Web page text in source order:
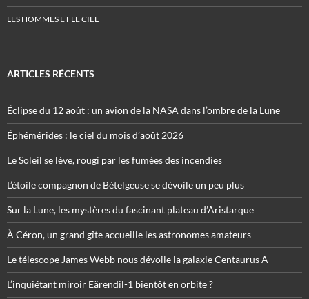
LES HOMMES ET LE CIEL
ARTICLES RÉCENTS
Éclipse du 12 août : un avion de la NASA dans l’ombre de la Lune
Éphémérides : le ciel du mois d’août 2026
Le Soleil se lève, rougi par les fumées des incendies
L’étoile compagnon de Bételgeuse se dévoile un peu plus
Sur la Lune, les mystères du fascinant plateau d’Aristarque
À Céron, un grand gîte accueille les astronomes amateurs
Le télescope James Webb nous dévoile la galaxie Centaurus A
L’inquiétant miroir Eärendil-1 bientôt en orbite ?